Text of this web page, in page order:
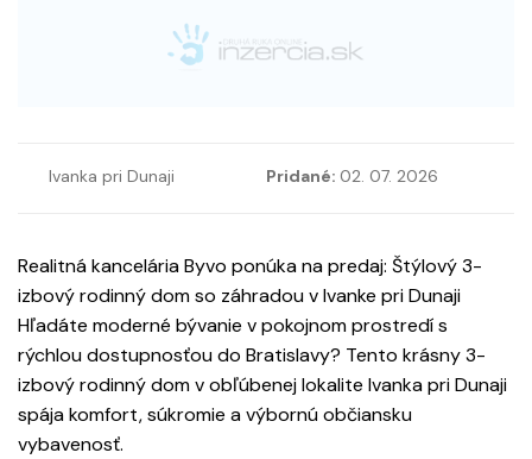
Ivanka pri Dunaji Pridané: 02. 07. 2026
Realitná kancelária Byvo ponúka na predaj: Štýlový 3-
izbový rodinný dom so záhradou v Ivanke pri Dunaji
Hľadáte moderné bývanie v pokojnom prostredí s
rýchlou dostupnosťou do Bratislavy? Tento krásny 3-
izbový rodinný dom v obľúbenej lokalite Ivanka pri Dunaji
spája komfort, súkromie a výbornú občiansku
vybavenosť.